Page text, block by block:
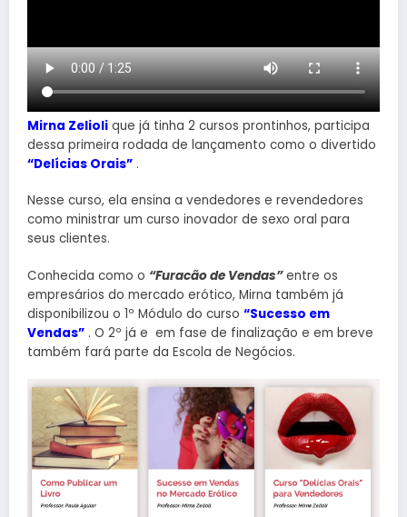
Mirna Zelioli que já tinha 2 cursos prontinhos, participa
dessa primeira rodada de lançamento como o divertido
“Delícias Orais” .
Nesse curso, ela ensina a vendedores e revendedores
como ministrar um curso inovador de sexo oral para
seus clientes.
Conhecida como o “Furacão de Vendas”entre os
empresários do mercado erótico, Mirna também já
disponibilizou o 1º Módulo do curso “Sucesso em
Vendas” . O 2º já e em fase de finalização e em breve
também fará parte da Escola de Negócios.